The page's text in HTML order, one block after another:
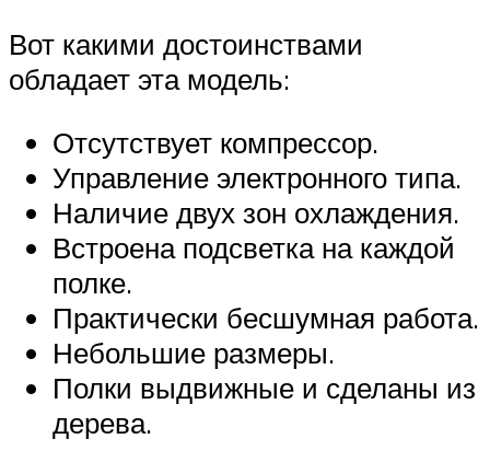
Вот какими достоинствами
обладает эта модель:
Отсутствует компрессор.
Управление электронного типа.
Наличие двух зон охлаждения.
Встроена подсветка на каждой
полке.
Практически бесшумная работа.
Небольшие размеры.
Полки выдвижные и сделаны из
дерева.